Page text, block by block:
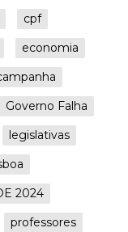
cpf
economia
Governo Falha
legislativas
2024
professores